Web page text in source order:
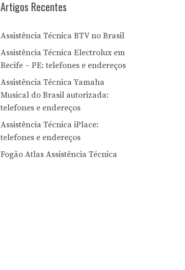
Artigos Recentes
Assistência Técnica BTV no Brasil
Assistência Técnica Electrolux em
Recife – PE: telefones e endereços
Assistência Técnica Yamaha
Musical do Brasil autorizada:
telefones e endereços
Assistência Técnica iPlace:
telefones e endereços
Fogão Atlas Assistência Técnica